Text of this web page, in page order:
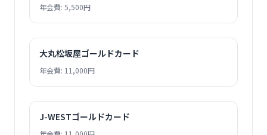
年会費: 5,500円
大丸松坂屋ゴールドカード
年会費: 11,000円
J-WESTゴールドカード